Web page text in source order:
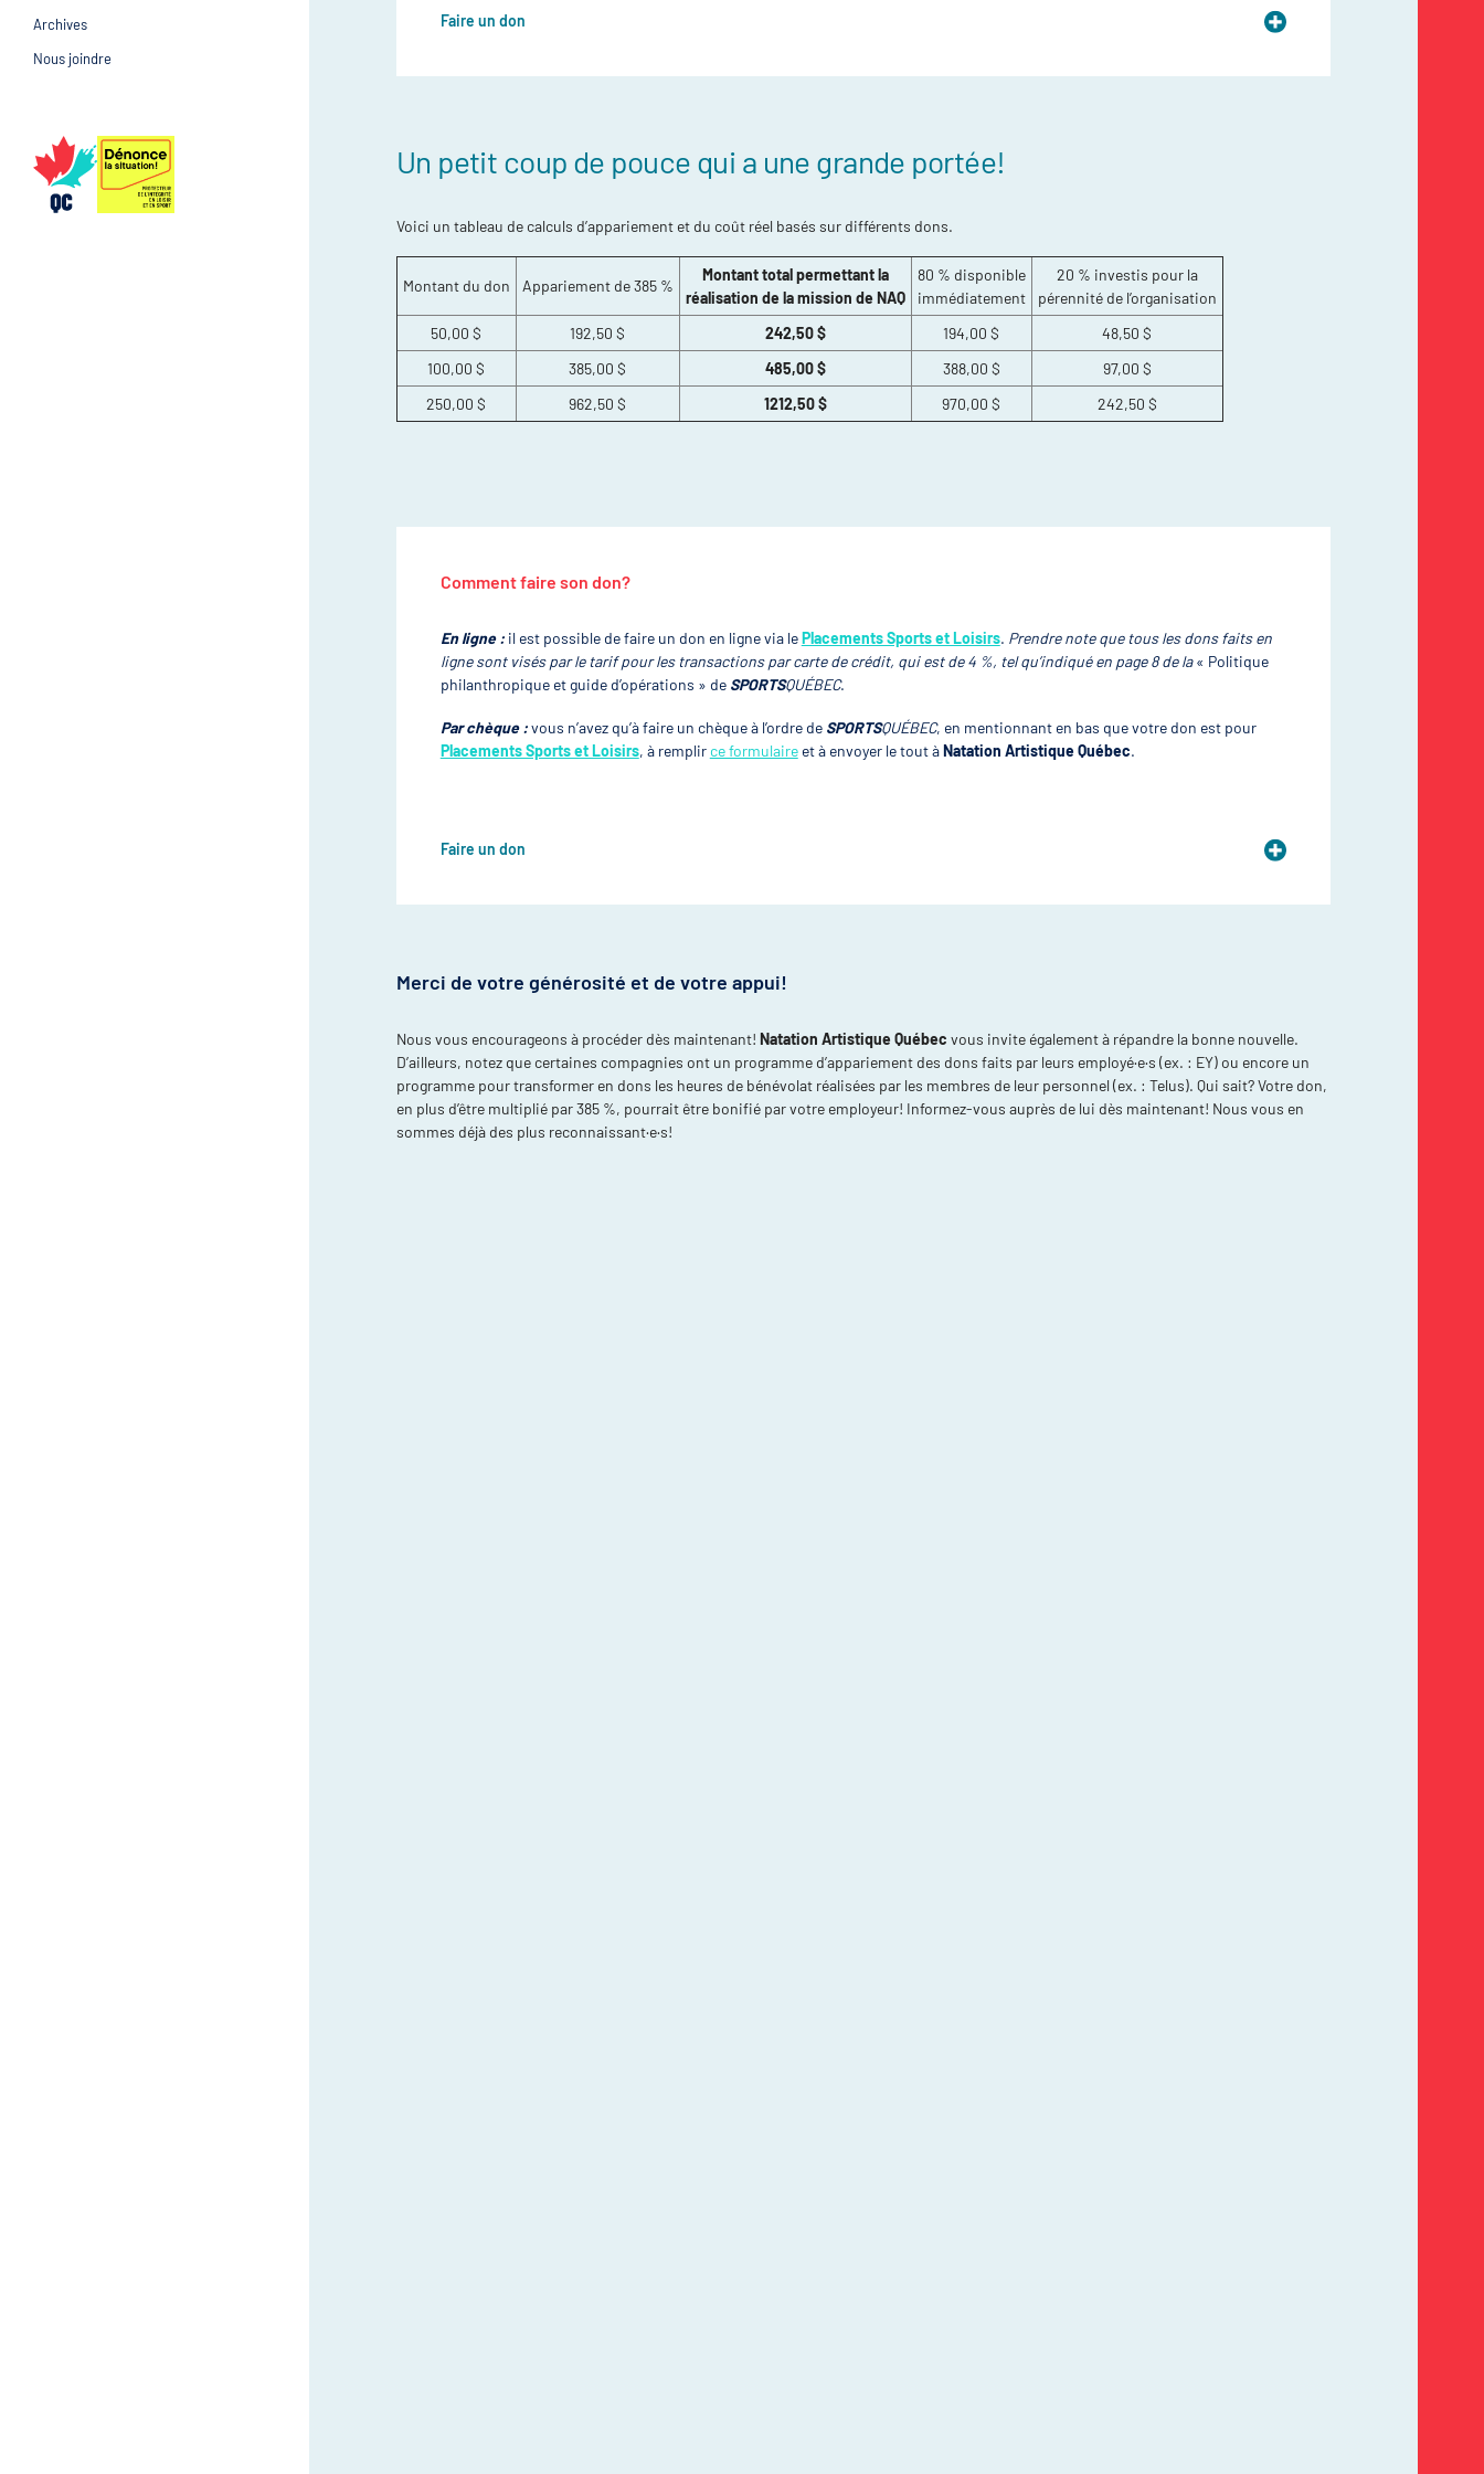
Gestion et gouvernance
Prévention et suivi des blessures
Archives
Nous joindre
Faire un don
Un petit coup de pouce qui a une grande portée!
Voici un tableau de calculs d’appariement et du coût réel basés sur différents dons.
Montant du don Appariement de 385 %
Montant total permettant la
réalisation de la mission de NAQ
80 % disponible
immédiatement
20 % investis pour la
pérennité de l’organisation
50,00 $
192,50 $ 242,50 $ 194,00 $
48,50 $
100,00 $
385,00 $ 485,00 $ 388,00 $
97,00 $
250,00 $
962,50 $ 1212,50 $ 970,00 $ 242,50 $
Comment faire son don?
En ligne :il est possible de faire un don en ligne via lePlacements Sports et Loisirs. Prendre note que tous les dons faits en
ligne sont visés par le tarif pour les transactions par carte de crédit, qui est de 4 %, tel qu’indiqué en page 8 de la« Politique
philanthropique et guide d’opérations » de SPORTSQUÉBEC.
Par chèque :vous n’avez qu’à faire un chèque à l’ordre de SPORTSQUÉBEC, en mentionnant en bas que votre don est pour
Placements Sports et Loisirs, à remplirce formulaireet à envoyer le tout àNatation Artistique Québec.
Faire un don
Merci de votre générosité et de votre appui!
Nous vous encourageons à procéder dès maintenant! Natation Artistique Québec vous invite également à répandre la bonne nouvelle.
D’ailleurs, notez que certaines compagnies ont un programme d’appariement des dons faits par leurs employé·e·s (ex. : EY) ou encore un
programme pour transformer en dons les heures de bénévolat réalisées par les membres de leur personnel (ex. : Telus). Qui sait? Votre don,
en plus d’être multiplié par 385 %, pourrait être bonifié par votre employeur! Informez-vous auprès de lui dès maintenant! Nous vous en
sommes déjà des plus reconnaissant·e·s!